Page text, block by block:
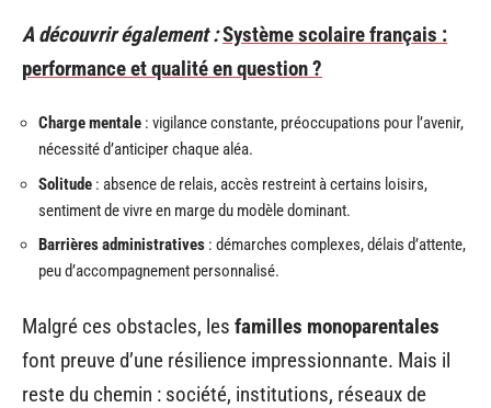
A découvrir également :Système scolaire français :
performance et qualité en question ?
Charge mentale : vigilance constante, préoccupations pour l’avenir,
nécessité d’anticiper chaque aléa.
Solitude : absence de relais, accès restreint à certains loisirs,
sentiment de vivre en marge du modèle dominant.
Barrières administratives : démarches complexes, délais d’attente,
peu d’accompagnement personnalisé.
Malgré ces obstacles, les familles monoparentales
font preuve d’une résilience impressionnante. Mais il
reste du chemin : société, institutions, réseaux de